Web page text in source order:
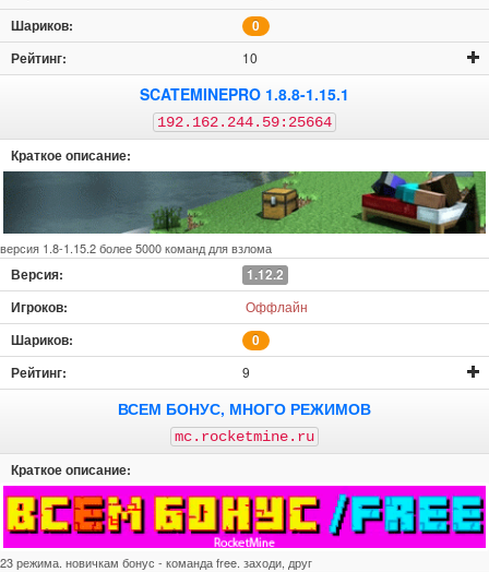
0
10
SCATEMINEPRO 1.8.8-1.15.1
192.162.244.59:25664
версия 1.8-1.15.2 более 5000 команд для взлома
1.12.2
Оффлайн
0
9
ВСЕМ БОНУС, МНОГО РЕЖИМОВ
mc.rocketmine.ru
23 режима. новичкам бонус - команда free. заходи, друг